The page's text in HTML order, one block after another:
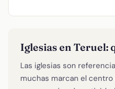
Iglesias en Teruel:
Las iglesias son
muchas marcan el